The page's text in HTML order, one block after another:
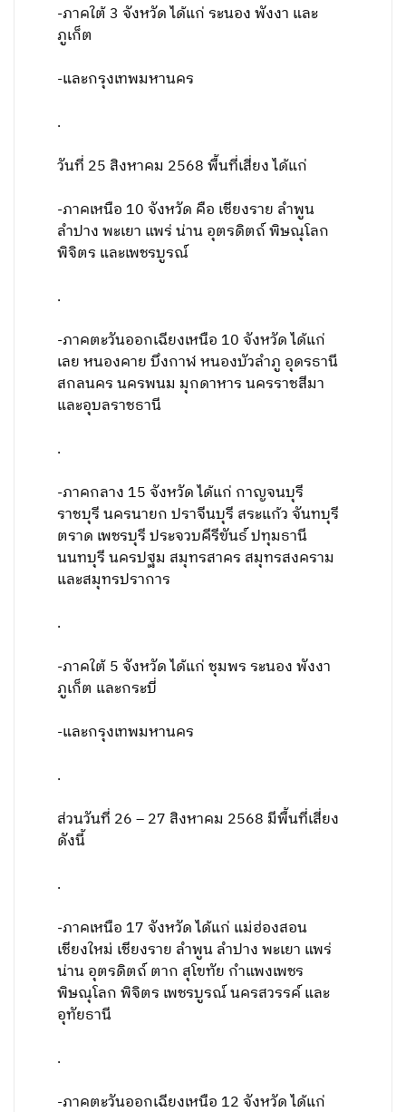
-ภาคใต้ 3 จังหวัด ได้แก่ ระนอง พังงา และ
ภูเก็ต
-และกรุงเทพมหานคร
.
วันที่ 25 สิงหาคม 2568 พื้นที่เสี่ยง ได้แก่
-ภาคเหนือ 10 จังหวัด คือ เชียงราย ลำพูน
ลำปาง พะเยา แพร่ น่าน อุตรดิตถ์ พิษณุโลก
พิจิตร และเพชรบูรณ์
.
-ภาคตะวันออกเฉียงเหนือ 10 จังหวัด ได้แก่
เลย หนองคาย บึงกาฬ หนองบัวลำภู อุดรธานี
สกลนคร นครพนม มุกดาหาร นครราชสีมา
และอุบลราชธานี
.
-ภาคกลาง 15 จังหวัด ได้แก่ กาญจนบุรี
ราชบุรี นครนายก ปราจีนบุรี สระแก้ว จันทบุรี
ตราด เพชรบุรี ประจวบคีรีขันธ์ ปทุมธานี
นนทบุรี นครปฐม สมุทรสาคร สมุทรสงคราม
และสมุทรปราการ
.
-ภาคใต้ 5 จังหวัด ได้แก่ ชุมพร ระนอง พังงา
ภูเก็ต และกระบี่
-และกรุงเทพมหานคร
.
ส่วนวันที่ 26 – 27 สิงหาคม 2568 มีพื้นที่เสี่ยง
ดังนี้
.
-ภาคเหนือ 17 จังหวัด ได้แก่ แม่ฮ่องสอน
เชียงใหม่ เชียงราย ลำพูน ลำปาง พะเยา แพร่
น่าน อุตรดิตถ์ ตาก สุโขทัย กำแพงเพชร
พิษณุโลก พิจิตร เพชรบูรณ์ นครสวรรค์ และ
อุทัยธานี
.
-ภาคตะวันออกเฉียงเหนือ 12 จังหวัด ได้แก่